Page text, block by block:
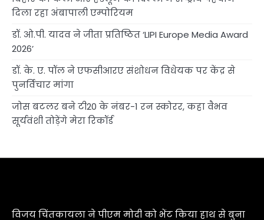
दिला रहा अंबापाली एम्पोरियम
डॉ. ओ.पी. यादव ने जीता प्रतिष्ठित ‘LIPI Europe Media Award
2026’
डॉ. के. ए. पॉल ने एफसीआरए संशोधन विधेयक पर केंद्र से
पुनर्विचार मांगा
जोस बटलर बने टी20 के नंबर-1 रन स्कोरर, कहा वैभव
सूर्यवंशी तोड़ेंगे मेरा रिकॉर्ड
विजय चिंतकायला ने पीएम मोदी को भेंट किया हाथ से बुना